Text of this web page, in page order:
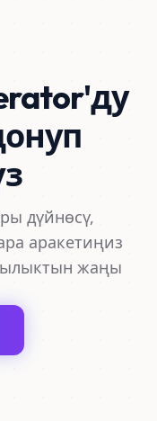
дүйнөсү,
аракетиңиз
жаңы